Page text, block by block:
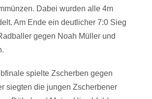
Dabei wurden alle 4m
Am Ende ein deutlicher 7:0 Sieg
gegen Noah Müller und
spielte Zscherben gegen
siegten die jungen Zscherbener